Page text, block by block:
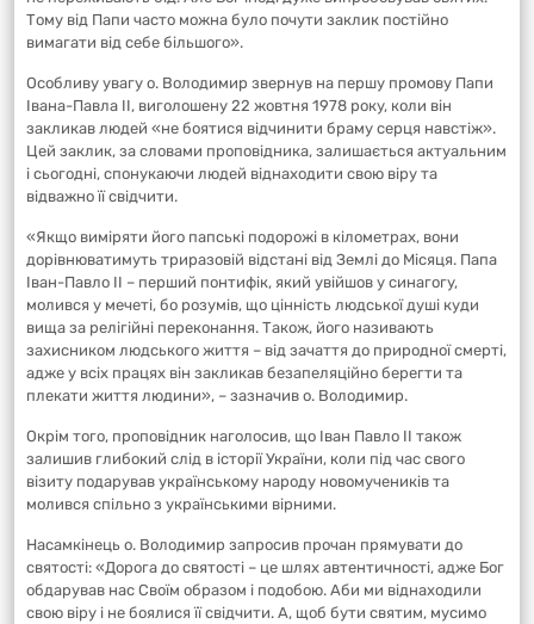
Тому від Папи часто можна було почути заклик постійно
вимагати від себе більшого».
Особливу увагу о. Володимир звернув на першу промову Папи
Івана-Павла ІІ, виголошену 22 жовтня 1978 року, коли він
закликав людей «не боятися відчинити браму серця навстіж».
Цей заклик, за словами проповідника, залишається актуальним
і сьогодні, спонукаючи людей віднаходити свою віру та
відважно її свідчити.
«Якщо виміряти його папські подорожі в кілометрах, вони
дорівнюватимуть триразовій відстані від Землі до Місяця. Папа
Іван-Павло ІІ – перший понтифік, який увійшов у синагогу,
молився у мечеті, бо розумів, що цінність людської душі куди
вища за релігійні переконання. Також, його називають
захисником людського життя – від зачаття до природної смерті,
адже у всіх працях він закликав безапеляційно берегти та
плекати життя людини», – зазначив о. Володимир.
Окрім того, проповідник наголосив, що Іван Павло II також
залишив глибокий слід в історії України, коли під час свого
візиту подарував українському народу новомучеників та
молився спільно з українськими вірними.
Насамкінець о. Володимир запросив прочан прямувати до
святості: «Дорога до святості – це шлях автентичності, адже Бог
обдарував нас Своїм образом і подобою. Аби ми віднаходили
свою віру і не боялися її свідчити. А, щоб бути святим, мусимо